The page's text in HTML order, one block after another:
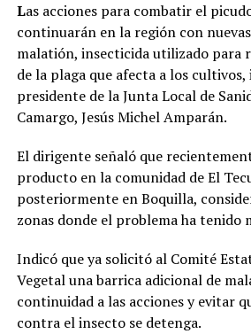
Las acciones para combatir el
continuarán en la región con
malatión, insecticida utilizado para
de la plaga que afecta a los
presidente de la Junta Local de
Camargo, Jesús Michel Amparán.
El dirigente señaló que
producto en la comunidad de El
posteriormente en Boquilla,
zonas donde el problema ha tenido
Indicó que ya solicitó al Comité
Vegetal una barrica adicional de
continuidad a las acciones y evitar
contra el insecto se detenga.